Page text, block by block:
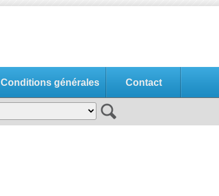
Conditions générales Contact